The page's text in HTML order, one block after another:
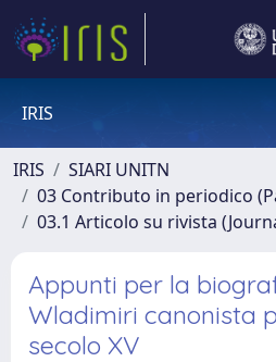
IRIS
IRIS
SIARI UNITN
03 Contributo in periodico
03.1 Articolo su rivista
Appunti per la
Wladimiri canonista
secolo XV